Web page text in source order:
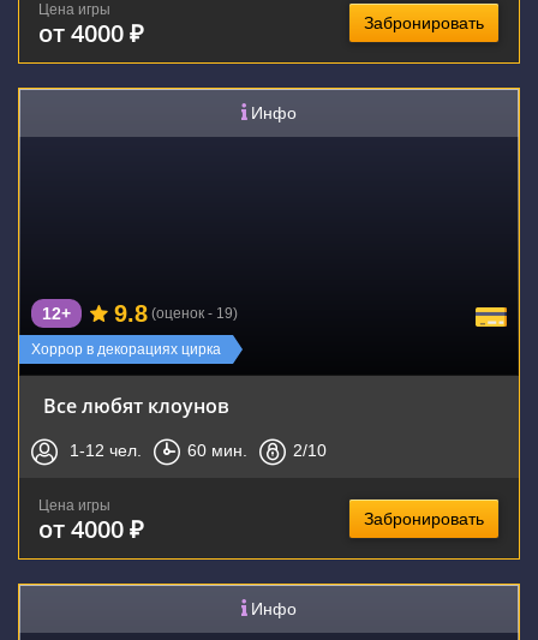
Цена игры
от 4000 ₽ Забронировать
Инфо
Хоррор в декорациях цирка
12+ 9.8 (оценок - 19)
Все любят клоунов
1-12 чел. 60 мин. 2/10
Цена игры
от 4000 ₽ Забронировать
Инфо